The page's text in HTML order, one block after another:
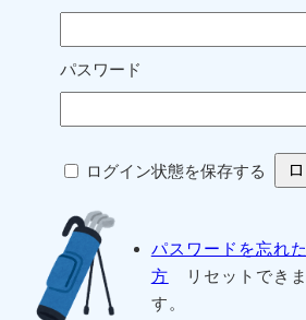
パスワード
ログイン状態を保存する
パスワードを忘れた
方 リセットできま
す。